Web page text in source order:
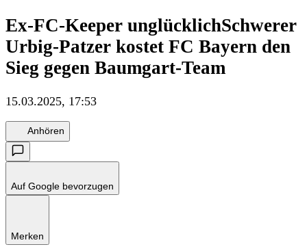
Ex-FC-Keeper unglücklichSchwerer
Urbig-Patzer kostet FC Bayern den
Sieg gegen Baumgart-Team
15.03.2025, 17:53
Anhören
Auf Google bevorzugen
Merken